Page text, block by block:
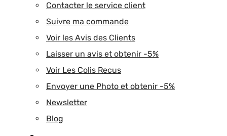
Contacter le service client
Suivre ma commande
Voir les Avis des Clients
Laisser un avis et obtenir -5%
Voir Les Colis Recus
Envoyer une Photo et obtenir -5%
Newsletter
Blog